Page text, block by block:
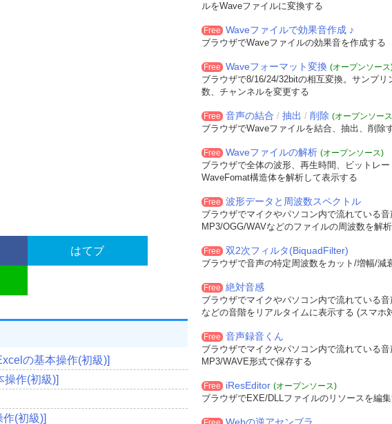
はてブ
の基本操作(初級)]
操作(初級)]
(初級)]
ルをWaveファイルに変換する
Free Waveファイルで効果音作成 ♪
ブラウザでWaveファイルの効果音を作成する
Free Waveフォーマット変換 (オープンソース
ブラウザで8/16/24/32bitの相互変換。サンプリ
数、チャンネルを変更する
Free 音声の結合 / 抽出 / 削除 (オープンソー
ブラウザでWaveファイルを結合、抽出、削除
Free Waveファイルの解析 (オープンソース)
ブラウザで全体の波形、再生時間、ビットレー
WaveFomat構造体を解析して表示する
Free 波形データと周波数スペクトル
ブラウザでマイクやパソコン内で流れている音
MP3/OGG/WAVなどのファイルの周波数を解
Free 双2次フィルタ(BiquadFilter)
ブラウザで音声の特定周波数をカット/増幅/減
Free 絶対音感
ブラウザでマイクやパソコン内で流れている音
などの音階をリアルタイムに表示する (スマホ
Free 音声録音くん
ブラウザでマイクやパソコン内で流れている音
MP3/WAVE形式で保存する
Free iResEditor (オープンソース)
ブラウザでEXE/DLLファイルのリソースを編